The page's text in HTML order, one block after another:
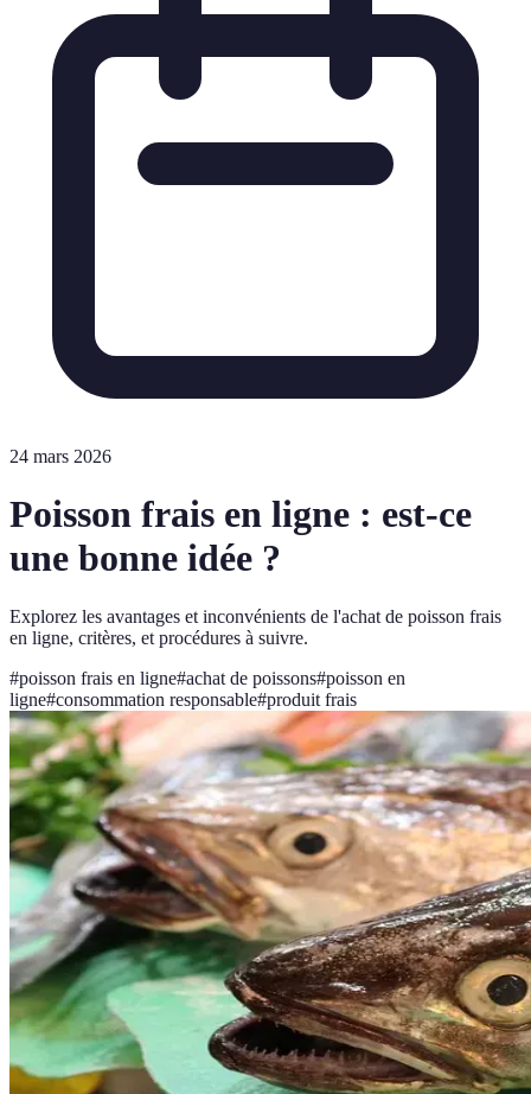
24 mars 2026
Poisson frais en ligne : est-ce
une bonne idée ?
Explorez les avantages et inconvénients de l'achat de poisson frais
en ligne, critères, et procédures à suivre.
#poisson frais en ligne#achat de poissons#poisson en
ligne#consommation responsable#produit frais